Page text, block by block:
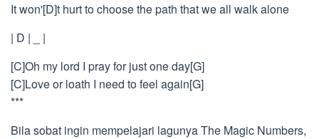
It won'[D]t hurt to choose the path that we all walk alone
| D | _ |
[C]Oh my lord I pray for just one day[G]
[C]Love or loath I need to feel again[G]
***
Bila sobat ingin mempelajari lagunya The Magic Numbers,